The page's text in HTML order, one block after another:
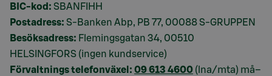
BIC-kod: SBANFIHH
Postadress: S-Banken Abp, PB 77, 00088 S-GRUPPEN
Besöksadress: Flemingsgatan 34, 00510
HELSINGFORS (ingen kundservice)
Förvaltnings telefonväxel: 09 613 4600 (lna/mta) må–